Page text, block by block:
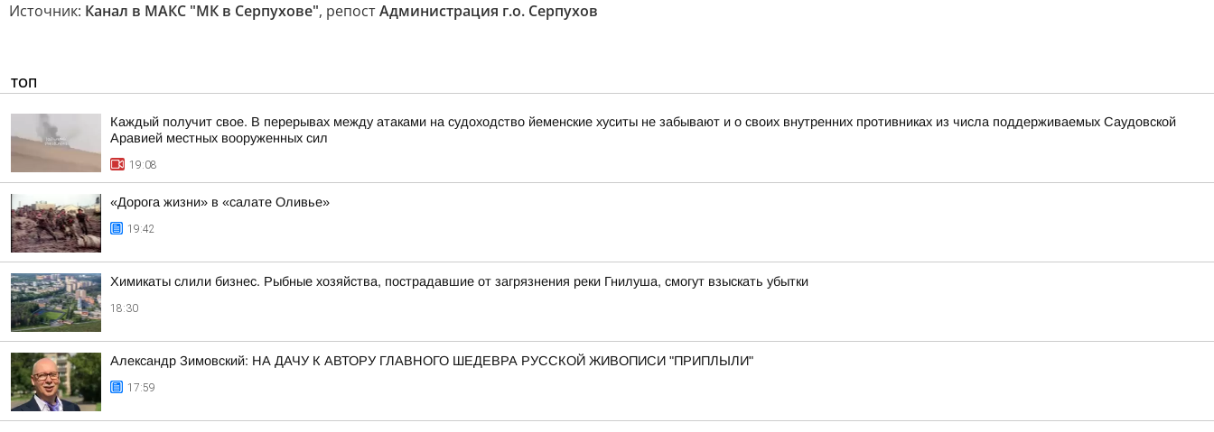
Источник: Канал в МАКС "МК в Серпухове", репостАдминистрация г.о. Серпухов
ТОП
Каждый получит свое. В перерывах между атаками на судоходство йеменские хуситы не забывают и о своих внутренних противниках из числа поддерживаемых Саудовской
Аравией местных вооруженных сил
19:08
«Дорога жизни» в «салате Оливье»
19:42
Химикаты слили бизнес. Рыбные хозяйства, пострадавшие от загрязнения реки Гнилуша, смогут взыскать убытки
18:30
Александр Зимовский: НА ДАЧУ К АВТОРУ ГЛАВНОГО ШЕДЕВРА РУССКОЙ ЖИВОПИСИ "ПРИПЛЫЛИ"
17:59